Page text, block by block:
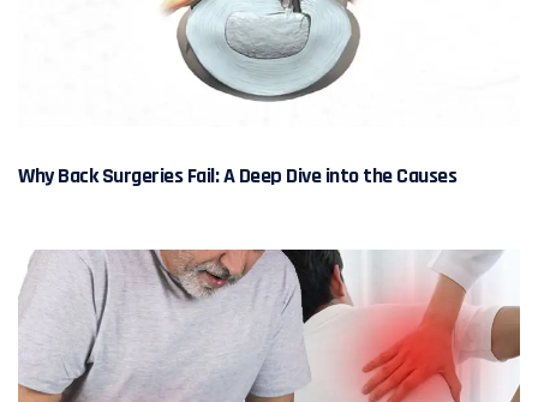
Why Back Surgeries Fail: A Deep Dive into the Causes